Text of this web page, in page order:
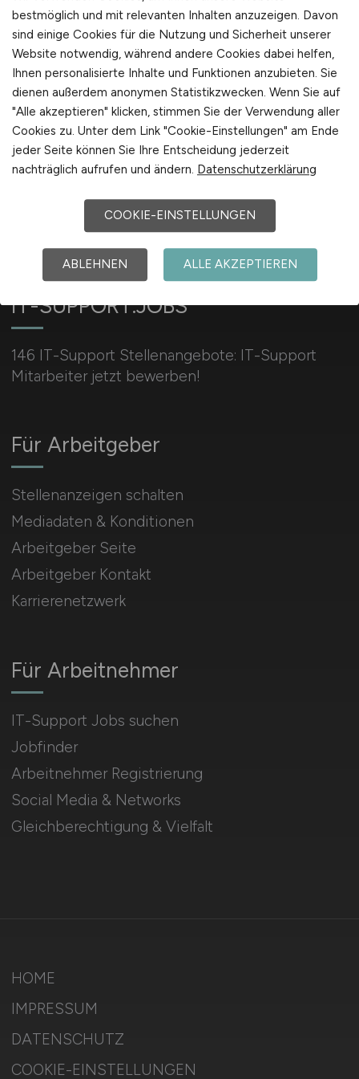
International
1
IT-SUPPORT.JOBS
146 IT-Support Stellenangebote: IT-Support
Mitarbeiter jetzt bewerben!
Für Arbeitnehmer
IT-Support Jobs suchen
Jobfinder
Arbeitnehmer Registrierung
Social Media & Networks
Gleichberechtigung & Vielfalt
Für Arbeitgeber
Stellenanzeigen schalten
Mediadaten & Konditionen
Arbeitgeber Seite
Arbeitgeber Kontakt
Karrierenetzwerk
HOME
IMPRESSUM
DATENSCHUTZ
COOKIE-EINSTELLUNGEN
bestmöglich und mit relevanten Inhalten anzuzeigen. Davon
sind einige Cookies für die Nutzung und Sicherheit unserer
Website notwendig, während andere Cookies dabei helfen,
Ihnen personalisierte Inhalte und Funktionen anzubieten. Sie
dienen außerdem anonymen Statistikzwecken. Wenn Sie auf
"Alle akzeptieren" klicken, stimmen Sie der Verwendung aller
Cookies zu. Unter dem Link "Cookie-Einstellungen" am Ende
jeder Seite können Sie Ihre Entscheidung jederzeit
nachträglich aufrufen und ändern. Datenschutzerklärung
COOKIE-EINSTELLUNGEN
ABLEHNEN ALLE AKZEPTIEREN